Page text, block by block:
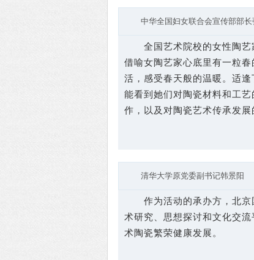
中华全国妇女联合会宣传部部长
全国艺术院校的女性陶艺家
借喻女陶艺家心底里有一粒
活，感受春天般的温暖。适
能看到她们对陶瓷材料和工
作，以及对陶瓷艺术传承发展
清华大学原党委副书记韩景阳
作为活动的承办方，北京
术研究、思想探讨和文化交
术陶瓷繁荣健康发展。